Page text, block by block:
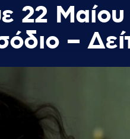
Μαίου
–